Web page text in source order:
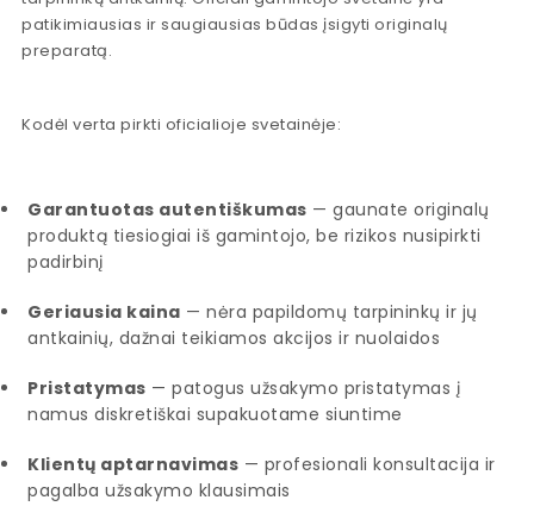
patikimiausias ir saugiausias būdas įsigyti originalų
preparatą.
Kodėl verta pirkti oficialioje svetainėje:
Garantuotas autentiškumas — gaunate originalų
produktą tiesiogiai iš gamintojo, be rizikos nusipirkti
padirbinį
Geriausia kaina — nėra papildomų tarpininkų ir jų
antkainių, dažnai teikiamos akcijos ir nuolaidos
Pristatymas — patogus užsakymo pristatymas į
namus diskretiškai supakuotame siuntime
Klientų aptarnavimas — profesionali konsultacija ir
pagalba užsakymo klausimais